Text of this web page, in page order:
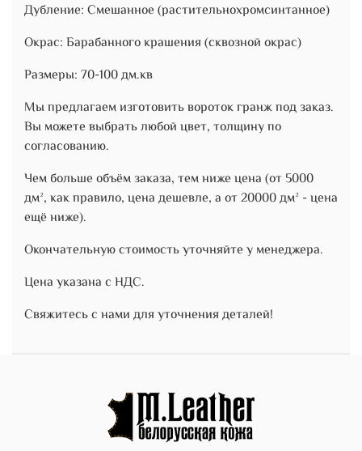
Дубление: Смешанное (растительнохромсинтанное)
Окрас: Барабанного крашения (сквозной окрас)
Размеры: 70-100 дм.кв
Мы предлагаем изготовить вороток гранж под заказ.
Вы можете выбрать любой цвет, толщину по
согласованию.
Чем больше объём заказа, тем ниже цена (от 5000
дм², как правило, цена дешевле, а от 20000 дм² - цена
ещё ниже).
Окончательную стоимость уточняйте у менеджера.
Цена указана с НДС.
Свяжитесь с нами для уточнения деталей!